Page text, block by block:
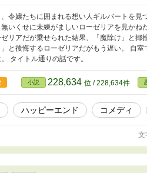
令嬢たちに囲まれる想い人ギルバートを
いくせに未練がましいローゼリアを見か
リアだが乗せられた結果、「魔除け」と
と後悔するローゼリアだがもう遅い。 自
タイトル通りの話です。
小説 228,634 位 / 228,634件
ハッピーエンド コメディ
文